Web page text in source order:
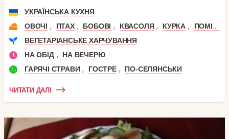
УКРАЇНСЬКА КУХНЯ
ОВОЧІ , ПТАХ , БОБОВІ , КВАСОЛЯ , КУРКА ,
ПОМІДОР
ВЕГЕТАРІАНСЬКЕ ХАРЧУВАННЯ
НА ОБІД ,
НА ВЕЧЕРЮ
ГАРЯЧІ СТРАВИ , ГОСТРЕ , ПО-СЕЛЯНСЬКИ
ЧИТАТИ ДАЛІ